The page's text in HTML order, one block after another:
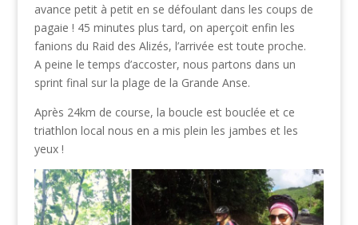
avance petit à petit en se défoulant dans les coups de
pagaie ! 45 minutes plus tard, on aperçoit enfin les
fanions du Raid des Alizés, l’arrivée est toute proche.
A peine le temps d’accoster, nous partons dans un
sprint final sur la plage de la Grande Anse.
Après 24km de course, la boucle est bouclée et ce
triathlon local nous en a mis plein les jambes et les
yeux !